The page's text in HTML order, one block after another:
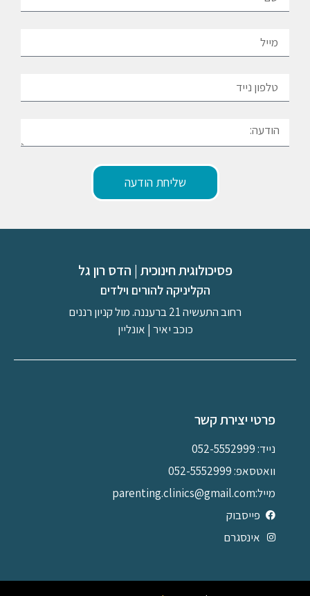
שליחת הודעה
פרטי יצירת קשר
נייד: 052-5552999
וואטסאפ: 052-5552999
מייל:parenting.clinics@gmail.com
פייסבוק
אינסגרם
פסיכולוגית חינוכית | הדס רון גל
הקליניקה להורים וילדים
רחוב התעשיה 21 ברעננה. מול קניון רננים
כוכב יאיר | אונליין